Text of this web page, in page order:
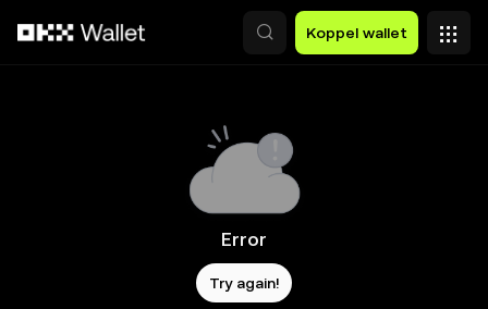
Koppel wallet
Error
Try again!